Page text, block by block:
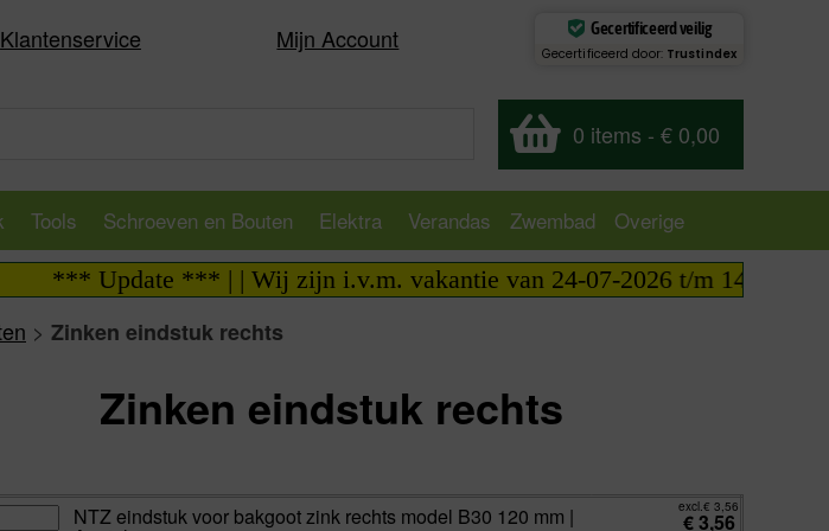
Klantenservice Mijn Account Gecertificeerd veilig
Gecertificeerd door: Trustindex
0 items - € 0,00
Tools Schroeven en Bouten Elektra Verandas Zwembad
Overige
*** Update *** | | Wij zijn i.v.m. vakantie van 24-07-2026 t/m 14-08-2026
> Zinken eindstuk rechts
Zinken eindstuk rechts
NTZ eindstuk voor bakgoot zink rechts model B30 120 mm | excl.€ 3,56
€3,56